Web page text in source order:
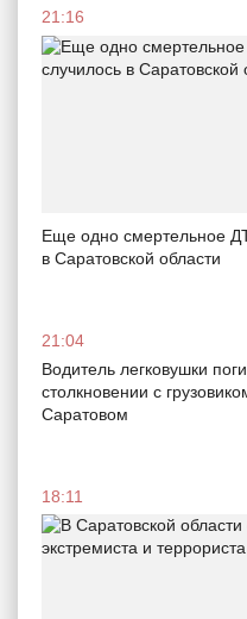
21:16
Еще одно смертельное
в Саратовской области
21:04
Водитель легковушки
столкновении с
Саратовом
18:11